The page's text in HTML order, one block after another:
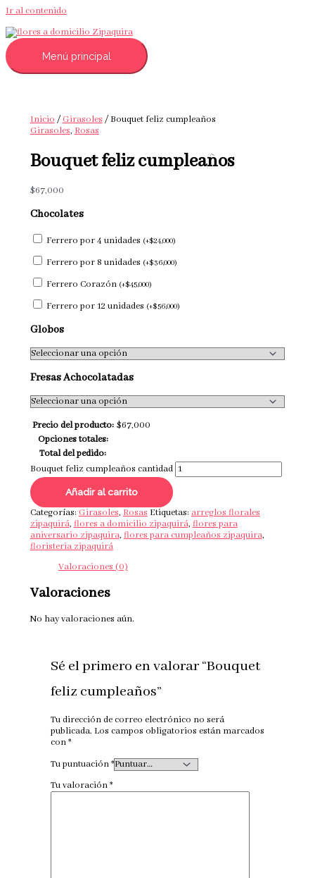
Ir al contenido
Menú principal
Inicio/Girasoles/ Bouquet feliz cumpleaños
Girasoles,Rosas
Bouquet feliz cumpleaños
$67,000
Chocolates
Ferrero por 4 unidades (+$24,000)
Ferrero por 8 unidades (+$36,000)
Ferrero Corazón (+$45,000)
Ferrero por 12 unidades (+$56,000)
Globos
Fresas Achocolatadas
Precio del producto: $67,000
Opciones totales:
Total del pedido:
Bouquet feliz cumpleaños cantidad
Añadir al carrito
Categorías: Girasoles, Rosas Etiquetas: arreglos florales
zipaquirá, flores a domicilio zipaquirá, flores para
aniversario zipaquira, flores para cumpleaños zipaquira,
floristeria zipaquirá
Valoraciones (0)
Valoraciones
No hay valoraciones aún.
Sé el primero en valorar “Bouquet
feliz cumpleaños”
Tu dirección de correo electrónico no será
publicada. Los campos obligatorios están marcados
con*
Tu puntuación*
Tu valoración*